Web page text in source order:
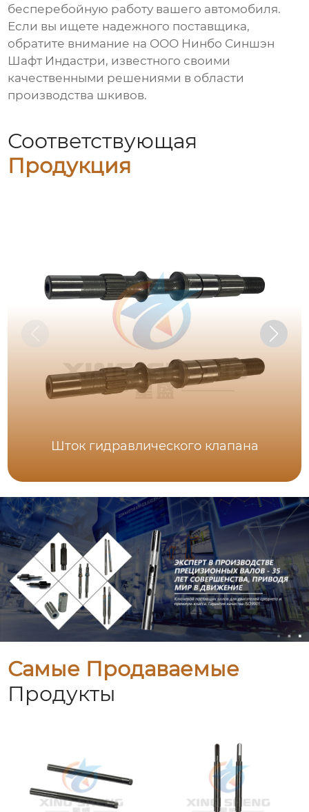
бесперебойную работу вашего автомобиля.
Если вы ищете надежного поставщика,
обратите внимание на ООО Нинбо Синшэн
Шафт Индастри, известного своими
качественными решениями в области
производства шкивов.
Соответствующая
Продукция
Шток гидравлического клапана
Самые Продаваемые
Продукты